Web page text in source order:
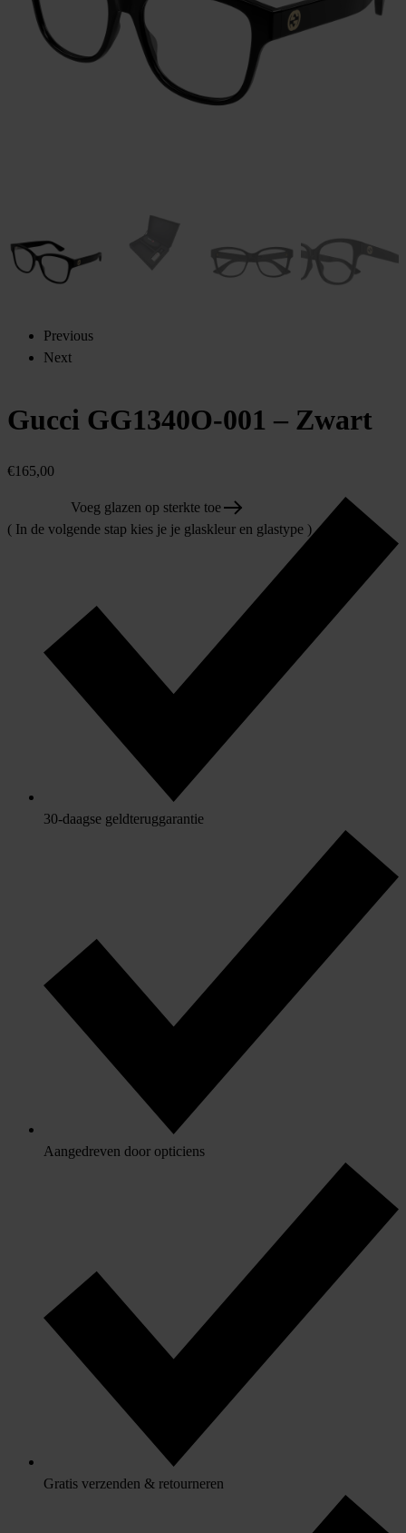
Previous
Next
Gucci GG1340O-001 – Zwart
€165,00
Voeg glazen op sterkte toe
( In de volgende stap kies je je glaskleur en glastype )
30-daagse geldteruggarantie
Aangedreven door opticiens
Gratis verzenden & retourneren